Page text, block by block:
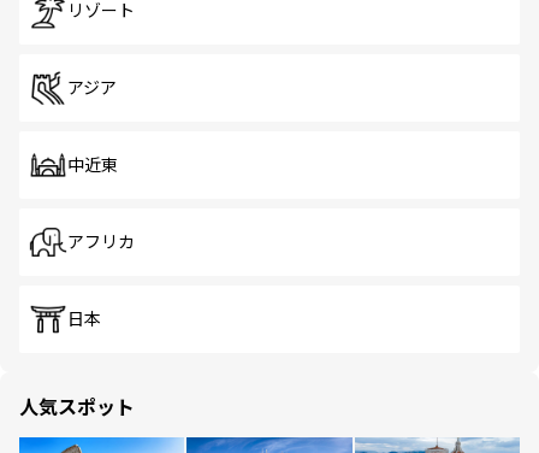
リゾート
アジア
中近東
アフリカ
日本
人気スポット